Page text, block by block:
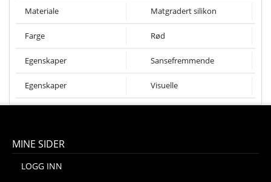
Materiale Matgradert silikon
Farge Rød
Egenskaper Sansefremmende
Egenskaper Visuelle
MINE SIDER
LOGG INN